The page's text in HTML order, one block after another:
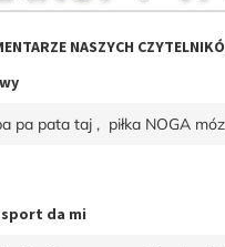
NASZYCH
pa pata taj , piłka NOGA
da mi